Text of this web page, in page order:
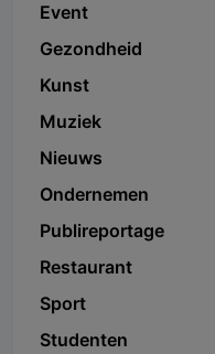
Event
Gezondheid
Kunst
Muziek
Nieuws
Ondernemen
Publireportage
Restaurant
Sport
Studenten